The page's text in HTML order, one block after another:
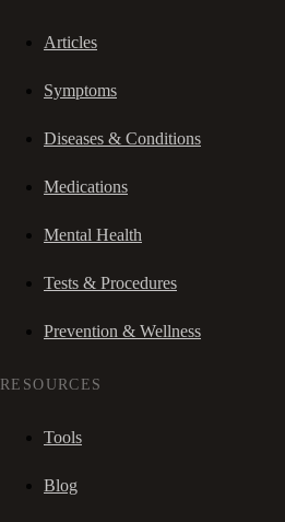
Articles
Symptoms
Diseases & Conditions
Medications
Mental Health
Tests & Procedures
Prevention & Wellness
RESOURCES
Tools
Blog